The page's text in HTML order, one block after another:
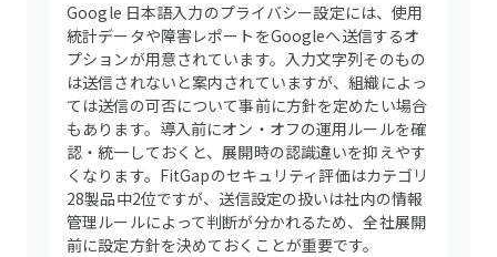
Google 日本語入力のプライバシー設定には、使用
統計データや障害レポートをGoogleへ送信するオ
プションが用意されています。入力文字列そのもの
は送信されないと案内されていますが、組織によっ
ては送信の可否について事前に方針を定めたい場合
もあります。導入前にオン・オフの運用ルールを確
認・統一しておくと、展開時の認識違いを抑えやす
くなります。FitGapのセキュリティ評価はカテゴリ
28製品中2位ですが、送信設定の扱いは社内の情報
管理ルールによって判断が分かれるため、全社展開
前に設定方針を決めておくことが重要です。